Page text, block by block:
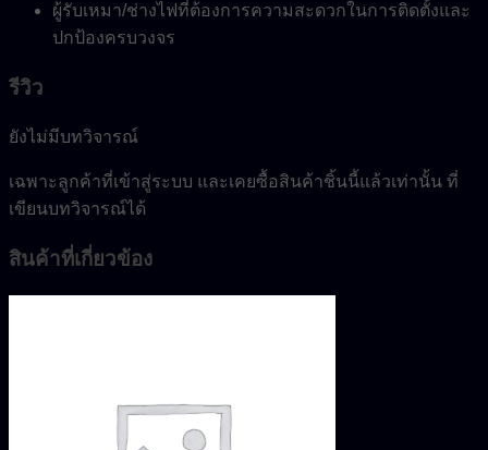
ผู้รับเหมา/ช่างไฟที่ต้องการความสะดวกในการติดตั้งและ
ปกป้องครบวงจร
รีวิว
ยังไม่มีบทวิจารณ์
เฉพาะลูกค้าที่เข้าสู่ระบบ และเคยซื้อสินค้าชิ้นนี้แล้วเท่านั้น ที่
เขียนบทวิจารณ์ได้
สินค้าที่เกี่ยวข้อง